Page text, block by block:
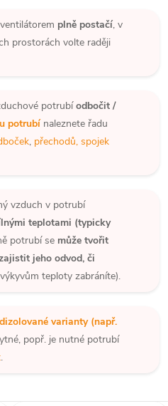
plně postačí, v
prostorách volte raději
potrubíodbočit /
potrubínaleznete řadu
, přechodů, spojek
vzduch v potrubí
teplotami (typicky
potrubí se může tvořit
jeho odvod, či
teploty zabráníte).
varianty (např.
popř. je nutné potrubí
.